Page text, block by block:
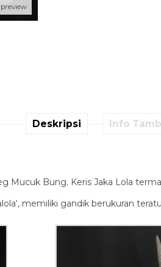
Deskripsi Info
Mucuk Bung. Keris Jaka Lola
memiliki gandik berukuran